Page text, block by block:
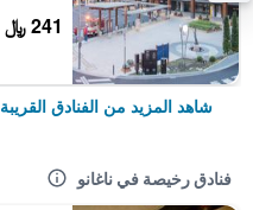
241 ﷼
شاهد المزيد من الفنادق القريبة
فنادق رخيصة في ناغانو